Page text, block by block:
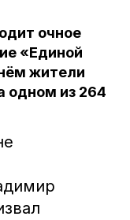
очное
«Единой
жители
одном из 264